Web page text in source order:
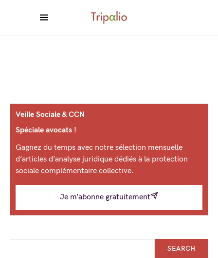
Veille Sociale & CCN
Spéciale avocats !
Gagnez du temps avec notre sélection mensuelle
d’articles d’analyse juridique dédiés à la protection
sociale complémentaire collective.
Je m’abonne gratuitement
SEARCH